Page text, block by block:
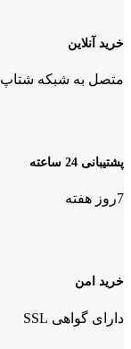
خرید آنلاین
متصل به شبکه شتاپ
پشتیبانی 24 ساعته
7روز هفته
خرید امن
دارای گواهی SSL